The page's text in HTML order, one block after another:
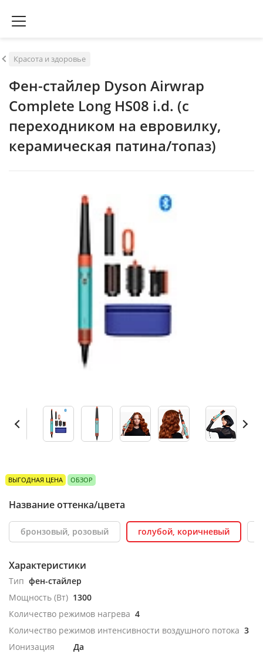
Красота и здоровье
Фен-стайлер Dyson Airwrap
Complete Long HS08 i.d. (с
переходником на евровилку,
керамическая патина/топаз)
ВЫГОДНАЯ ЦЕНА ОБЗОР
Название оттенка/цвета
бронзовый, розовый голубой, коричневый
Характеристики
Тип фен-стайлер
Мощность (Вт) 1300
Количество режимов нагрева 4
Количество режимов интенсивности воздушного потока 3
Ионизация
Да